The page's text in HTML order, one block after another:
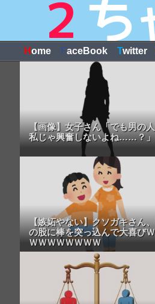
Home FaceBook Twitter
【画像】女子さん「でも男の
私じゃ興奮しないよね……？」
【嫉妬やない】クソガキさん
の股に棒を突っ込んで大喜び
ＷＷＷＷＷＷＷＷ